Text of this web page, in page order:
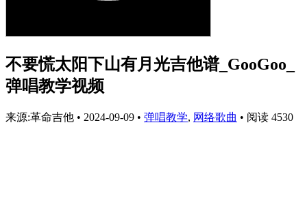
不要慌太阳下山有月光吉他谱_GooGoo_
弹唱教学视频
来源:革命吉他 • 2024-09-09 • 弹唱教学, 网络歌曲 • 阅读 4530